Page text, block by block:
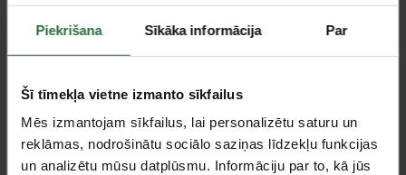
Piekrišana Sīkāka informācija Par
Šī tīmekļa vietne izmanto sīkfailus
Mēs izmantojam sīkfailus, lai personalizētu saturu un
reklāmas, nodrošinātu sociālo saziņas līdzekļu funkcijas
un analizētu mūsu datplūsmu. Informāciju par to, kā jūs